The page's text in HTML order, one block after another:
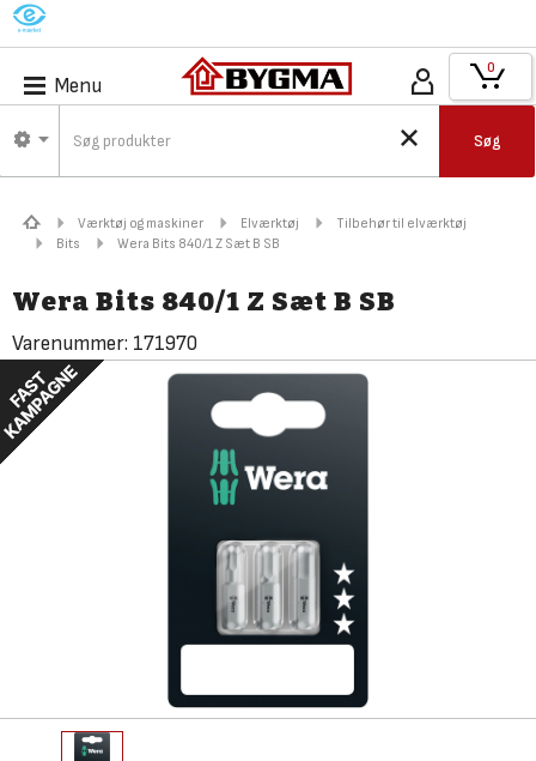
M
Menu
Søg
0
Værktøj og maskiner Elværktøj
Tilbehør til elværktøj
Bits
Wera Bits 840/1 Z Sæt B SB
Wera Bits 840/1 Z Sæt B SB
Varenummer: 171970